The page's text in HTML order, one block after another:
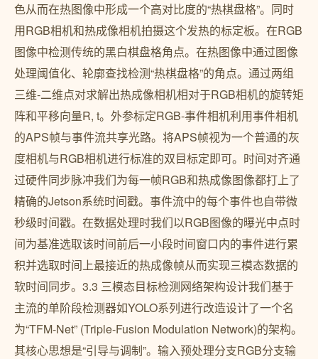
色从而在热图像中形成一个高对比度的“热棋盘格”。同时
用RGB相机和热成像相机拍摄这个发热的标定板。在RGB
图像中检测传统的黑白棋盘格角点。在热图像中通过图像
处理阈值化、轮廓查找检测“热棋盘格”的角点。通过两组
三维-二维点对求解出热成像相机相对于RGB相机的旋转矩
阵和平移向量R, t。外参标定RGB-事件相机利用事件相机
的APS帧与事件流共享光路。将APS帧视为一个普通的灰
度相机与RGB相机进行标准的双目标定即可。时间对齐通
过硬件同步脉冲我们为每一帧RGB和热成像图像都打上了
精确的Jetson系统时间戳。事件流中的每个事件也自带微
秒级时间戳。在数据处理时我们以RGB图像的曝光中点时
间为基准选取该时间前后一小段时间窗口内的事件进行累
积并选取时间上最接近的热成像帧从而实现三模态数据的
软时间同步。3.3 三模态目标检测网络架构设计我们基于
主流的单阶段检测器如YOLO系列进行改造设计了一个名
为“TFM-Net” (Triple-Fusion Modulation Network)的架构。
其核心思想是“引导与调制”。输入预处理分支RGB分支输